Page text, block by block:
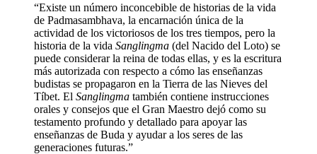
“Existe un número inconcebible de historias de la vida
de Padmasambhava, la encarnación única de la
actividad de los victoriosos de los tres tiempos, pero la
historia de la vida Sanglingma (del Nacido del Loto) se
puede considerar la reina de todas ellas, y es la escritura
más autorizada con respecto a cómo las enseñanzas
budistas se propagaron en la Tierra de las Nieves del
Tíbet. El Sanglingma también contiene instrucciones
orales y consejos que el Gran Maestro dejó como su
testamento profundo y detallado para apoyar las
enseñanzas de Buda y ayudar a los seres de las
generaciones futuras.”